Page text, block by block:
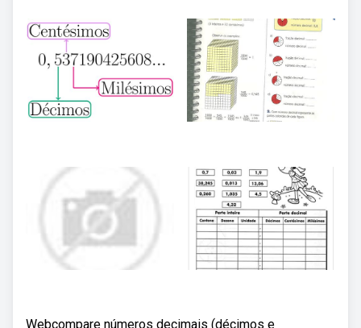
Webcompare números decimais (décimos e